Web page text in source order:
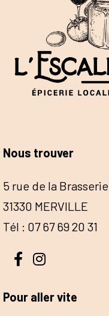
Nous trouver
5 rue de la Brasserie
31330 MERVILLE
Tél : 07 67 69 20 31
Pour aller vite